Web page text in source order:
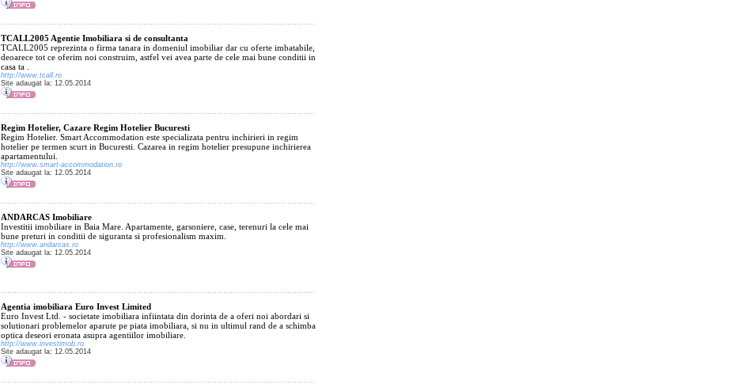
TCALL2005 Agentie Imobiliara si de consultanta
TCALL2005 reprezinta o firma tanara in domeniul imobiliar dar cu oferte imbatabile,
deoarece tot ce oferim noi construim, astfel vei avea parte de cele mai bune conditii in
casa ta .
http://www.tcall.ro
Site adaugat la: 12.05.2014
Regim Hotelier, Cazare Regim Hotelier Bucuresti
Regim Hotelier. Smart Accommodation este specializata pentru inchirieri in regim
hotelier pe termen scurt in Bucuresti. Cazarea in regim hotelier presupune inchirierea
apartamentului.
http://www.smart-accommodation.ro
Site adaugat la: 12.05.2014
ANDARCAS Imobiliare
Investitii imobiliare in Baia Mare. Apartamente, garsoniere, case, terenuri la cele mai
bune preturi in conditii de siguranta si profesionalism maxim.
http://www.andarcas.ro
Site adaugat la: 12.05.2014
Agentia imobiliara Euro Invest Limited
Euro Invest Ltd. - societate imobiliara infiintata din dorinta de a oferi noi abordari si
solutionari problemelor aparute pe piata imobiliara, si nu in ultimul rand de a schimba
optica deseori eronata asupra agentiilor imobiliare.
http://www.investimob.ro
Site adaugat la: 12.05.2014